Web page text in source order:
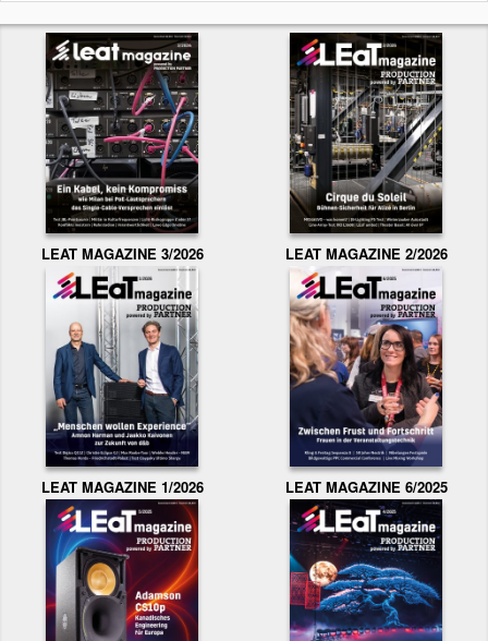
LEAT MAGAZINE 3/2026 LEAT MAGAZINE 2/2026
LEAT MAGAZINE 1/2026 LEAT MAGAZINE 6/2025